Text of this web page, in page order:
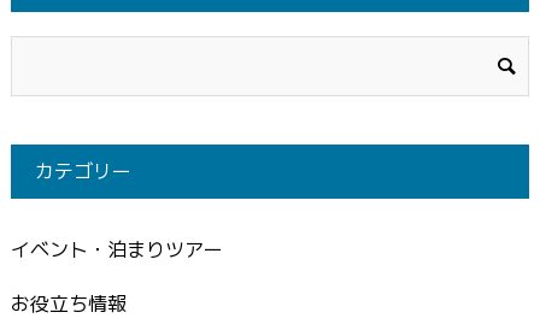
カテゴリー
イベント・泊まりツアー
お役立ち情報